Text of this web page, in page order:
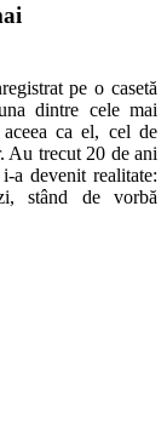
pe o casetă
dintre cele mai
ca el, cel de
Au trecut 20 de ani
a devenit realitate:
stând de vorbă